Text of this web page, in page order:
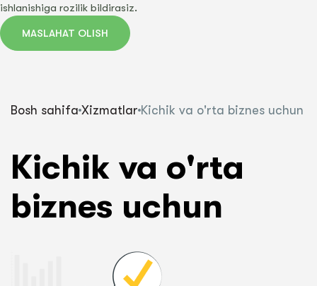
ishlanishiga rozilik bildirasiz.
MASLAHAT OLISH
Bosh sahifa Xizmatlar Kichik va o'rta biznes uchun
Kichik va o'rta
biznes uchun